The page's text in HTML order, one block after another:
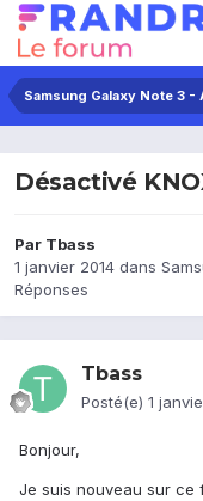
Samsung Galaxy Note 3
Désactivé
Par Tbass
1 janvier 2014 dans
Réponses
Tbass
Posté(e) 1
Bonjour,
Je suis nouveau sur ce